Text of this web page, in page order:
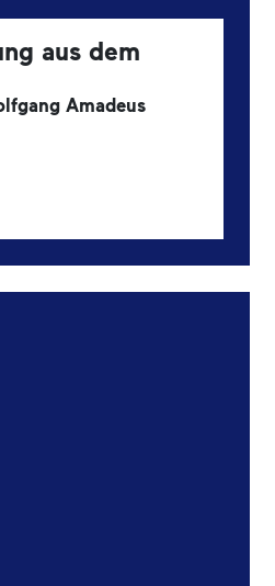
aus dem
Amadeus